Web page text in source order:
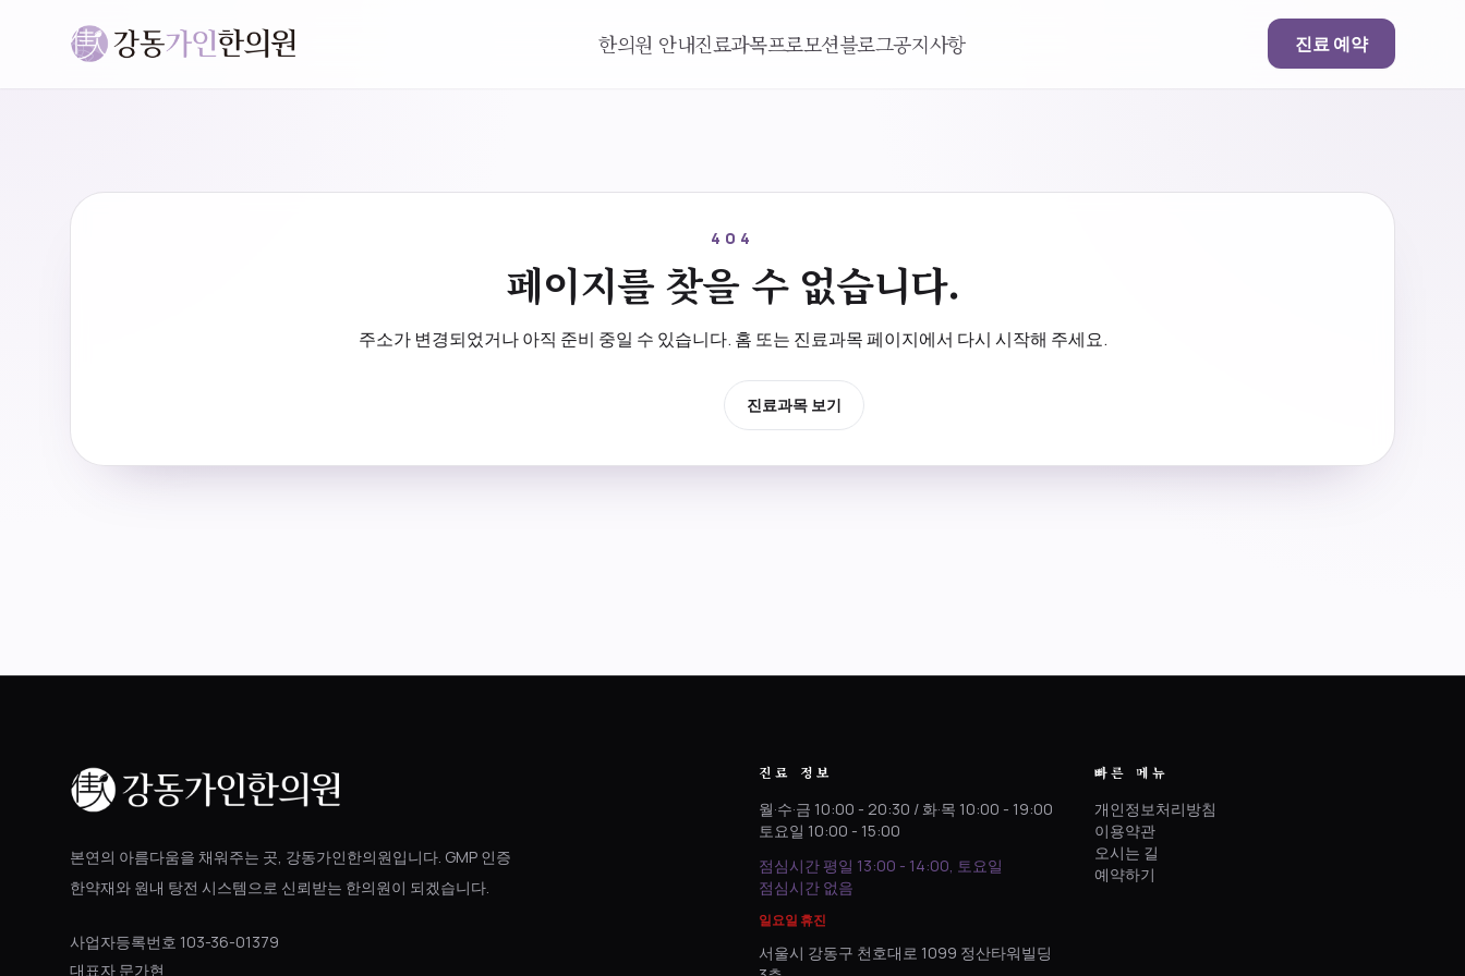
한의원 안내진료과목프로모션블로그공지사항 진료 예약
404
페이지를 찾을 수 없습니다.
주소가 변경되었거나 아직 준비 중일 수 있습니다. 홈 또는 진료과목 페이지에서 다시 시작해 주세요.
진료과목 보기
본연의 아름다움을 채워주는 곳, 강동가인한의원입니다. GMP 인증
한약재와 원내 탕전 시스템으로 신뢰받는 한의원이 되겠습니다.
사업자등록번호 103-36-01379
대표자 문가현
진료 정보
월·수·금 10:00 - 20:30 / 화·목 10:00 - 19:00
토요일 10:00 - 15:00
점심시간 평일 13:00 - 14:00, 토요일
점심시간 없음
일요일 휴진
서울시 강동구 천호대로 1099 정산타워빌딩
빠른 메뉴
개인정보처리방침
이용약관
오시는 길
예약하기